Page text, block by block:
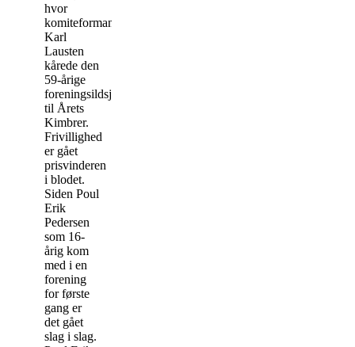
hvor
komiteformand
Karl
Lausten
kårede den
59-årige
foreningsildsjæl
til Årets
Kimbrer.
Frivillighed
er gået
prisvinderen
i blodet.
Siden Poul
Erik
Pedersen
som 16-
årig kom
med i en
forening
for første
gang er
det gået
slag i slag.